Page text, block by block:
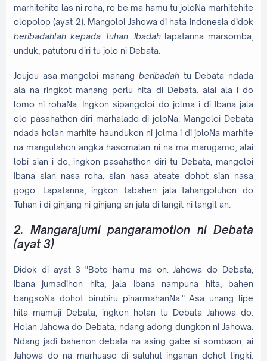
marhitehite las ni roha, ro be ma hamu tu joloNa marhitehite
olopolop (ayat 2). Mangoloi Jahowa di hata Indonesia didok
beribadahlah kepada Tuhan. Ibadah lapatanna marsomba,
unduk, patutoru diri tu jolo ni Debata.
Joujou asa mangoloi manang beribadahtu Debata ndada
ala na ringkot manang porlu hita di Debata, alai ala i do
lomo ni rohaNa. Ingkon sipangoloi do jolma i di Ibana jala
olo pasahathon diri marhalado di joloNa. Mangoloi Debata
ndada holan marhite haundukon ni jolma i di joloNa marhite
na mangulahon angka hasomalan ni na ma marugamo, alai
lobi sian i do, ingkon pasahathon diri tu Debata, mangoloi
Ibana sian nasa roha, sian nasa ateate dohot sian nasa
gogo. Lapatanna, ingkon tabahen jala tahangoluhon do
Tuhan i di ginjang ni ginjang an jala di langit ni langit an.
2. Mangarajumi pangaramotion ni Debata
(ayat 3)
Didok di ayat 3 "Boto hamu ma on: Jahowa do Debata;
Ibana jumadihon hita, jala Ibana nampuna hita, bahen
bangsoNa dohot birubiru pinarmahanNa." Asa unang lipe
hita mamuji Debata, ingkon holan tu Debata Jahowa do.
Holan Jahowa do Debata, ndang adong dungkon ni Jahowa.
Ndang jadi bahenon debata na asing gabe si sombaon, ai
Jahowa do na marhuaso di saluhut inganan dohot tingki.